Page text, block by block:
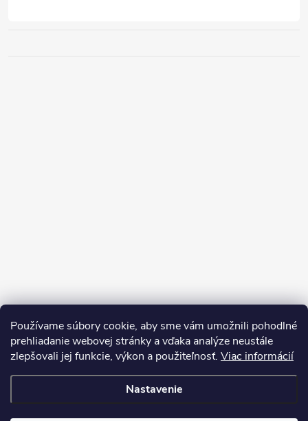
Používame súbory cookie, aby sme vám umožnili pohodlné
prehliadanie webovej stránky a vďaka analýze neustále
zlepšovali jej funkcie, výkon a použiteľnosť. Viac informácií
Nastavenie
Sledovať na Instagrame